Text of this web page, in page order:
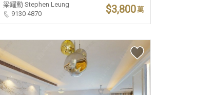
梁耀勳 Stephen Leung
9130 4870
$3,800萬